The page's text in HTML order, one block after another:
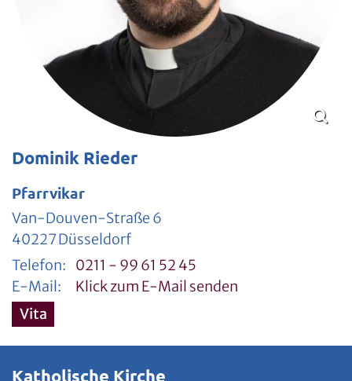
Dominik Rieder
Pfarrvikar
Van-Douven-Straße 6
40227Düsseldorf
Telefon:
0211 - 99 61 52 45
E-Mail:
Klick zum E-Mail senden
Vita
Katholische Kirche